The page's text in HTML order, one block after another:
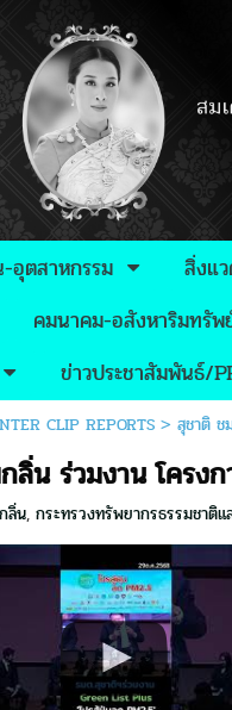
อุตสาหกรรม สิ่งแ
คมนาคม-อสังหาริมทรัพ
ข่าวประชาสัมพันธ์/
CLIP REPORTS> สุชาติ ช
ลิ่น ร่วมงาน โครง
ลิ่น,กระทรวงทรัพยากรธรรมชาติแ